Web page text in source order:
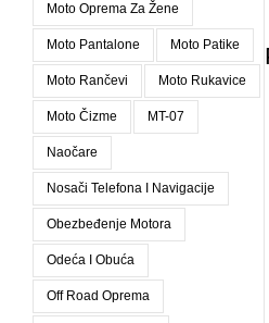
Moto Oprema Za Žene
Moto Pantalone Moto Patike
Moto Rančevi Moto Rukavice
Moto Čizme MT-07
Naočare
Nosači Telefona I Navigacije
Obezbeđenje Motora
Odeća I Obuća
Off Road Oprema